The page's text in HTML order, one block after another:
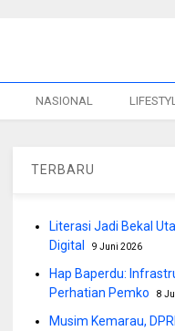
NASIONAL
TERBARU
Literasi Jadi Bekal
Digital
9 Juni 2026
Hap Baperdu:
Perhatian Pemko
8
Musim Kemarau,